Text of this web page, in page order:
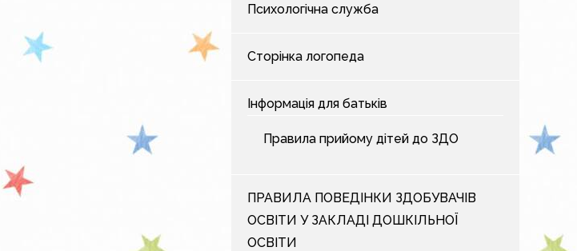
Психологічна служба
Сторінка логопеда
Інформація для батьків
Правила прийому дітей до ЗДО
ПРАВИЛА ПОВЕДІНКИ ЗДОБУВАЧІВ
ОСВІТИ У ЗАКЛАДІ ДОШКІЛЬНОЇ
ОСВІТИ